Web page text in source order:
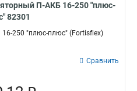
П-АКБ 16-250 "плюс-
82301
250 "плюс-плюс" (Fortisflex)
Сравнить